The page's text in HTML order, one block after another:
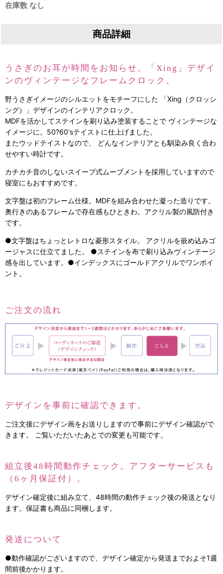
在庫数 なし
商品詳細
うさぎのお耳が時間をお知らせ。「Xing」デザイ
ンのヴィンテージなフレームクロック。
野うさぎイメージのシルエットをモチーフにした 「Xing（クロッシ
ング）」デザインのインテリアクロック。
MDFを活かしてステインを刷り込み塗装することで ヴィンテージな
イメージに。50?60’sテイストに仕上げました。
またウッドテイストなので、 どんなインテリアとも馴染み良く合わ
せやすい時計です。
カチカチ音のしないスイープ式ムーブメントを採用していますので
寝室にもおすすめです。
文字盤は初のフレーム仕様。MDFを組み合わせた凝った造りです。
奥行きのあるフレームで存在感もひときわ。アクリル製の風防付き
です。
●文字盤はちょっとレトロな菱形スタイル。 アクリルを嵌め込みゴ
ージャスに仕立てました。 ●ステインを布で刷り込みヴィンテージ
感を出しています。●インデックスにゴールドアクリルでワンポイ
ント。
ご注文の流れ
デザインを事前に確認できます。
ご注文後にデザイン画をお送りしますので事前にデザイン確認がで
きます。 ご覧いただいたあとでの変更も可能です。
組立後48時間動作チェック。アフターサービスも
（6ヶ月保証付）。
デザイン確定後に組み立て、48時間の動作チェック後の発送となり
ます。保証書も商品に同梱します。
発送について
●動作確認がございますので、デザイン確定から発送までおよそ1週
間前後かかります。